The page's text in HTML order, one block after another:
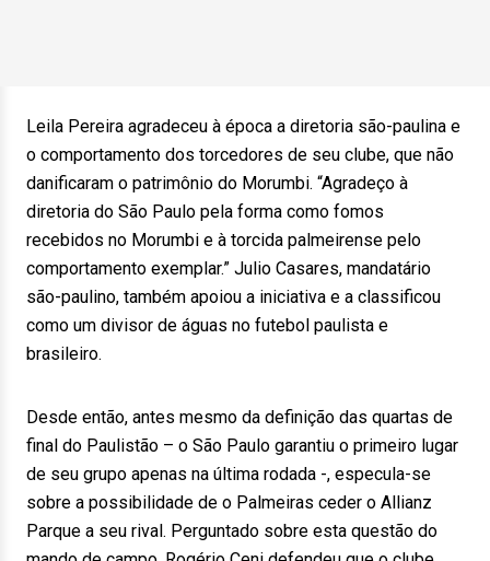
Leila Pereira agradeceu à época a diretoria são-paulina e
o comportamento dos torcedores de seu clube, que não
danificaram o patrimônio do Morumbi. “Agradeço à
diretoria do São Paulo pela forma como fomos
recebidos no Morumbi e à torcida palmeirense pelo
comportamento exemplar.” Julio Casares, mandatário
são-paulino, também apoiou a iniciativa e a classificou
como um divisor de águas no futebol paulista e
brasileiro.
Desde então, antes mesmo da definição das quartas de
final do Paulistão – o São Paulo garantiu o primeiro lugar
de seu grupo apenas na última rodada -, especula-se
sobre a possibilidade de o Palmeiras ceder o Allianz
Parque a seu rival. Perguntado sobre esta questão do